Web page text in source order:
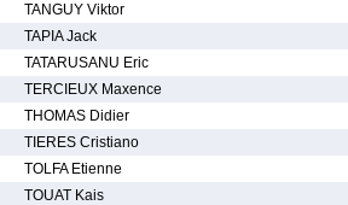
TANGUY Viktor
TAPIA Jack
TATARUSANU Eric
TERCIEUX Maxence
THOMAS Didier
TIERES Cristiano
TOLFA Etienne
TOUAT Kais